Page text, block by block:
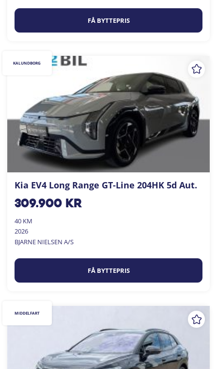
FÅ BYTTEPRIS
Kia EV4 Long Range GT-Line 204HK 5d Aut.
309.900kr
40 KM
2026
BJARNE NIELSEN A/S
FÅ BYTTEPRIS
KALUNDBORG
MIDDELFART